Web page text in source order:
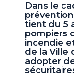
Dans le
tient du 5
pompiers
incendie
de la Ville
adopter